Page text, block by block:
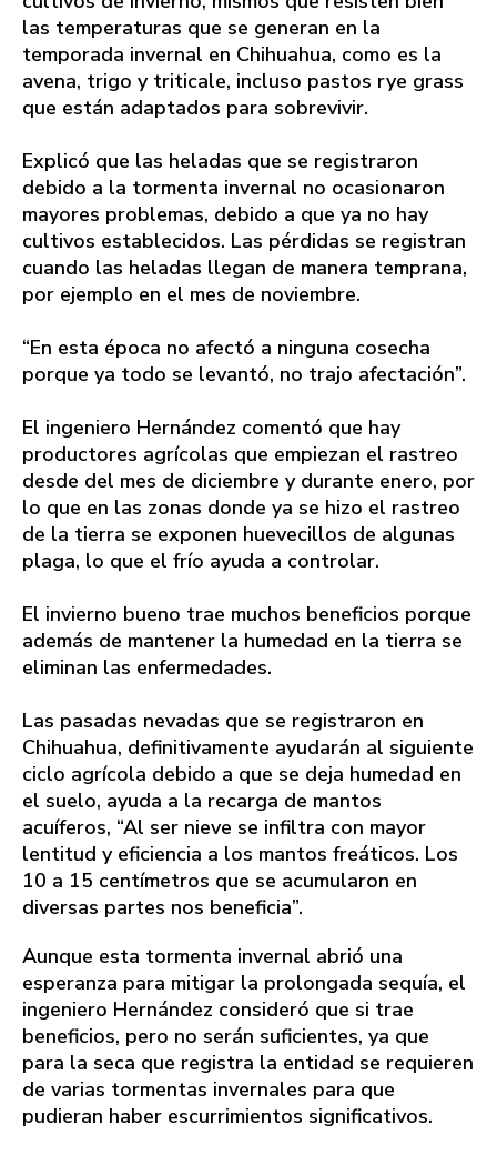
las temperaturas que se generan en la
temporada invernal en Chihuahua, como es la
avena, trigo y triticale, incluso pastos rye grass
que están adaptados para sobrevivir.
Explicó que las heladas que se registraron
debido a la tormenta invernal no ocasionaron
mayores problemas, debido a que ya no hay
cultivos establecidos. Las pérdidas se registran
cuando las heladas llegan de manera temprana,
por ejemplo en el mes de noviembre.
“En esta época no afectó a ninguna cosecha
porque ya todo se levantó, no trajo afectación”.
El ingeniero Hernández comentó que hay
productores agrícolas que empiezan el rastreo
desde del mes de diciembre y durante enero, por
lo que en las zonas donde ya se hizo el rastreo
de la tierra se exponen huevecillos de algunas
plaga, lo que el frío ayuda a controlar.
El invierno bueno trae muchos beneficios porque
además de mantener la humedad en la tierra se
eliminan las enfermedades.
Las pasadas nevadas que se registraron en
Chihuahua, definitivamente ayudarán al siguiente
ciclo agrícola debido a que se deja humedad en
el suelo, ayuda a la recarga de mantos
acuíferos, “Al ser nieve se infiltra con mayor
lentitud y eficiencia a los mantos freáticos. Los
10 a 15 centímetros que se acumularon en
diversas partes nos beneficia”.
Aunque esta tormenta invernal abrió una
esperanza para mitigar la prolongada sequía, el
ingeniero Hernández consideró que si trae
beneficios, pero no serán suficientes, ya que
para la seca que registra la entidad se requieren
de varias tormentas invernales para que
pudieran haber escurrimientos significativos.